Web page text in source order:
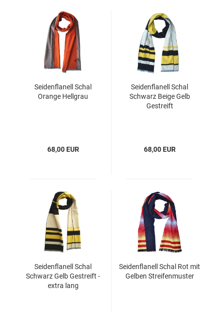
Seidenflanell Schal
Orange Hellgrau
68,00 EUR
Seidenflanell Schal
Schwarz Beige Gelb
Gestreift
68,00 EUR
Seidenflanell Schal
Schwarz Gelb Gestreift -
extra lang
Seidenflanell Schal Rot mit
Gelben Streifenmuster